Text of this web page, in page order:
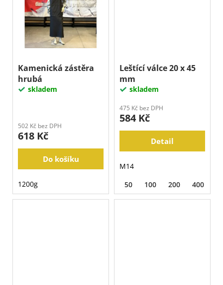
Kamenická zástěra
hrubá
skladem
502 Kč bez DPH
618 Kč
Do košíku
1200g
Leštící válce 20 x 45
mm
skladem
475 Kč bez DPH
584 Kč
Detail
M14
50
100 200 400